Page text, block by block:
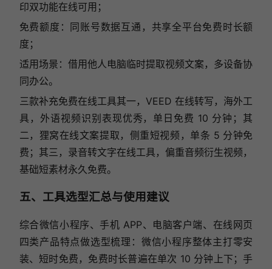
印双功能在线可用；
免费额度：同账号数据互通，共享全平台免费时长额
度；
适用场景：借用他人电脑临时提取视频文案，多设备协
同办公。
三款补充免费在线工具其一，VEED 在线转写，海外工
具，外语视频识别表现优秀，单日免费 10 分钟；其
二，狸窝在线文案提取，侧重短视频，单条 5 分钟免
费；其三，录音转文字在线工具，偏重音频衍生视频，
基础短素材永久免费。
五、工具选型汇总与使用建议
综合微信小程序、手机 APP、电脑客户端、在线网页
四类产品特点做选型梳理：微信小程序整体主打零安
装、短时免费，免费时长普遍在单次 10 分钟上下；手